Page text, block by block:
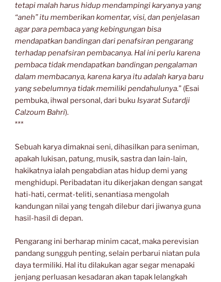
tetapi malah harus hidup mendampingi karyanya yang
“aneh” itu memberikan komentar, visi, dan penjelasan
agar para pembaca yang kebingungan bisa
mendapatkan bandingan dari penafsiran pengarang
terhadap penafsiran pembacanya. Hal ini perlu karena
pembaca tidak mendapatkan bandingan pengalaman
dalam membacanya, karena karya itu adalah karya baru
yang sebelumnya tidak memiliki pendahulunya.” (Esai
pembuka, ihwal personal, dari buku Isyarat Sutardji
Calzoum Bahri).
***
Sebuah karya dimaknai seni, dihasilkan para seniman,
apakah lukisan, patung, musik, sastra dan lain-lain,
hakikatnya ialah pengabdian atas hidup demi yang
menghidupi. Peribadatan itu dikerjakan dengan sangat
hati-hati, cermat-teliti, senantiasa mengolah
kandungan nilai yang tengah dilebur dari jiwanya guna
hasil-hasil di depan.
Pengarang ini berharap minim cacat, maka perevisian
pandang sungguh penting, selain perbarui niatan pula
daya termiliki. Hal itu dilakukan agar segar menapaki
jenjang perluasan kesadaran akan tapak lelangkah